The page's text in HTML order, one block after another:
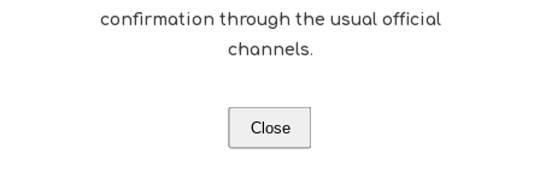
confirmation through the usual official
channels.
Close